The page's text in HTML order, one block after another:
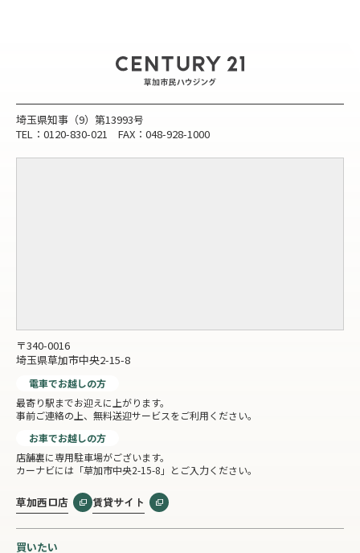
埼玉県知事（9）第13993号
TEL：0120-830-021 FAX：048-928-1000
〒340-0016
埼玉県草加市中央2-15-8
電車でお越しの方
最寄り駅までお迎えに上がります。
事前ご連絡の上、無料送迎サービスをご利用ください。
お車でお越しの方
店舗裏に専用駐車場がございます。
カーナビには「草加市中央2-15-8」とご入力ください。
草加西口店 賃貸サイト
買いたい